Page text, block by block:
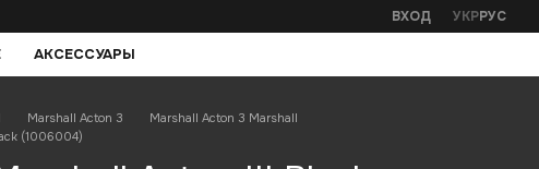
ВХОД УКРРУС
АКСЕССУАРЫ
Marshall Acton 3
Marshall Acton 3 Marshall
(1006004)